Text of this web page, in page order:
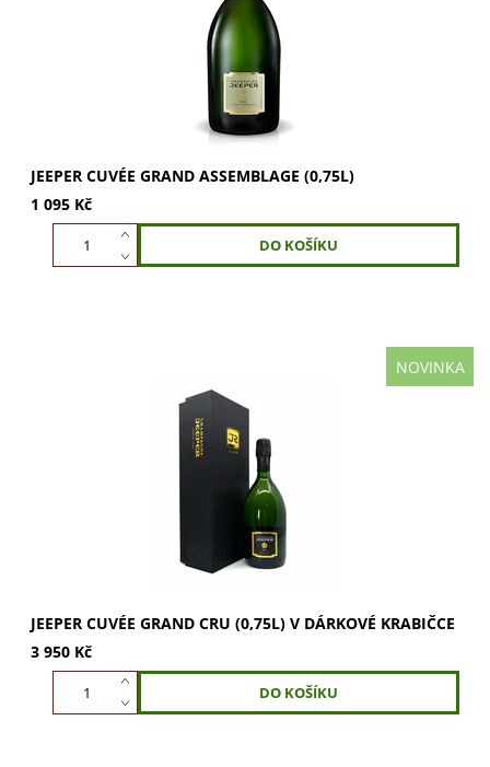
JEEPER CUVÉE GRAND ASSEMBLAGE (0,75L)
1 095 Kč
NOVINKA
JEEPER Cuvée Grand Cru (0,75l) je šampaňské s 98%
Chardonnay a 2% Pinot Noir. Zrání v dubových sudech
dodává tóny oříšků a briošek. Intenzivní...
JEEPER CUVÉE GRAND CRU (0,75L) V DÁRKOVÉ KRABIČCE
3 950 Kč